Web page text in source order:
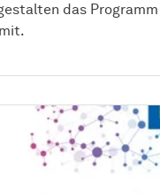
das Programm